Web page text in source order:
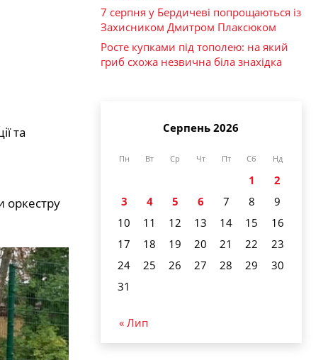
та
оркестру
7 серпня у Бердичеві попрощаються із
Захисником Дмитром Плаксюком
Росте купками під тополею: на який
гриб схожа незвична біла знахідка
Серпень 2026
Пн Вт Ср Чт Пт Сб Нд
1
2
3
4 5 6 7 8
9
10
11 12 13 14 15
16
17
18 19 20 21 22
23
24
25 26 27 28 29
30
31
« Лип